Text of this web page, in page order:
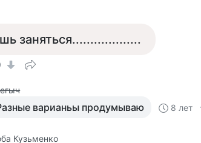
заняться...................
варианьы продумываю 8 лет
Кузьменко